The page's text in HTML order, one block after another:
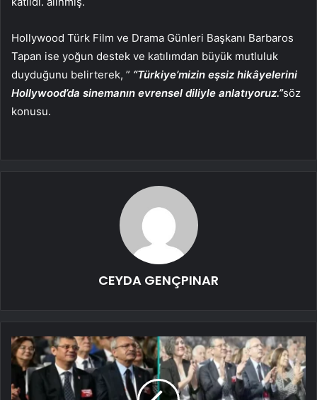
Hollywood Türk Film ve Drama Günleri Başkanı Barbaros
Tapan ise yoğun destek ve katılımdan büyük mutluluk
duyduğunu belirterek, ” “Türkiye’mizin eşsiz hikâyelerini
Hollywood’da sinemanın evrensel diliyle anlatıyoruz.”söz
konusu.
CEYDA GENÇPINAR